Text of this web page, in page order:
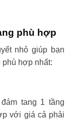
phù hợp
nhỏ giúp bạn
hợp nhất:
tang 1 tầng
với giá cả phải